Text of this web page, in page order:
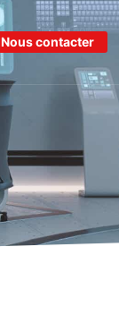
Nous contacter